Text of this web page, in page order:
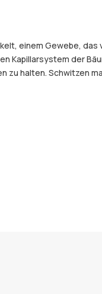
einem Gewebe,
Kapillarsystem der
zu halten.